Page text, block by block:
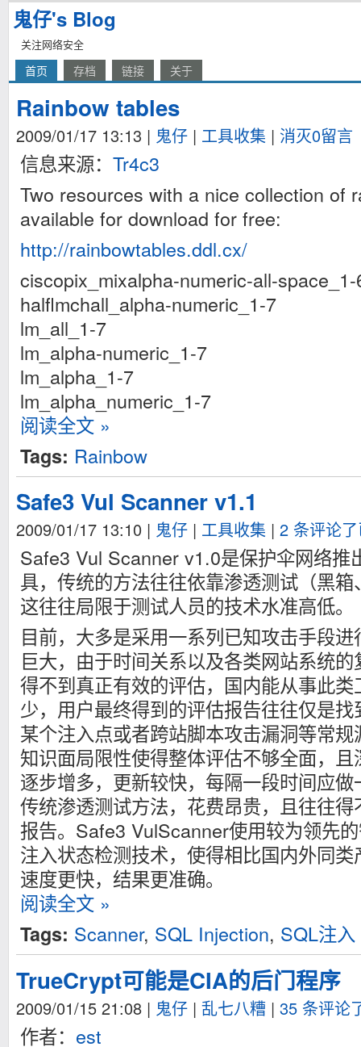
鬼仔's Blog
关注网络安全
首页 存档 链接 关于
Rainbow tables
2009/01/17 13:13 | 鬼仔 | 工具收集 | 消灭0留言
信息来源： Tr4c3
Two resources with a nice collection of
available for download for free:
http://rainbowtables.ddl.cx/
ciscopix_mixalpha-numeric-all-
halflmchall_alpha-numeric_1-7
lm_all_1-7
lm_alpha-numeric_1-7
lm_alpha_1-7
lm_alpha_numeric_1-7
阅读全文 »
Tags: Rainbow
Safe3 Vul Scanner v1.1
2009/01/17 13:10 | 鬼仔 | 工具收集 | 2 条评论
Safe3 Vul Scanner v1.0是保护伞网络推
具，传统的方法往往依靠渗透测试（黑
这往往局限于测试人员的技术水准高低。
目前，大多是采用一系列已知攻击手段
巨大，由于时间关系以及各类网站系统
得不到真正有效的评估，国内能从事此
少，用户最终得到的评估报告往往仅是
某个注入点或者跨站脚本攻击漏洞等常
知识面局限性使得整体评估不够全面，
逐步增多，更新较快，每隔一段时间应
传统渗透测试方法，花费昂贵，且往往
报告。Safe3 VulScanner使用较为领先
注入状态检测技术，使得相比国内外同
速度更快，结果更准确。
阅读全文 »
Tags: Scanner, SQL Injection, SQL注入
TrueCrypt可能是CIA的后门程序
2009/01/15 21:08 | 鬼仔 | 乱七八糟 | 35 条评论
作者： est